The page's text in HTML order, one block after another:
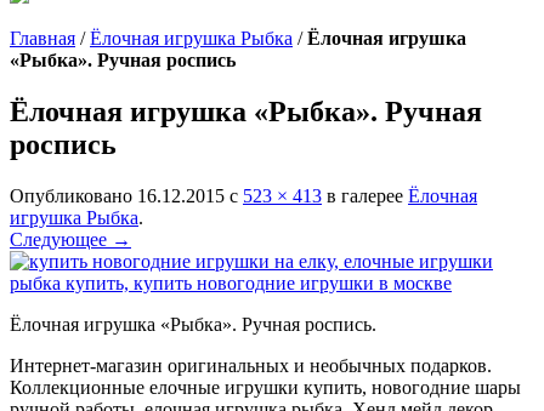
Главная /Ёлочная игрушка Рыбка /Ёлочная игрушка
«Рыбка». Ручная роспись
Ёлочная игрушка «Рыбка». Ручная
роспись
Опубликовано 16.12.2015 с 523 × 413 в галерее Ёлочная
игрушка Рыбка.
Следующее →
Ёлочная игрушка «Рыбка». Ручная роспись.
Интернет-магазин оригинальных и необычных подарков.
Коллекционные елочные игрушки купить, новогодние шары